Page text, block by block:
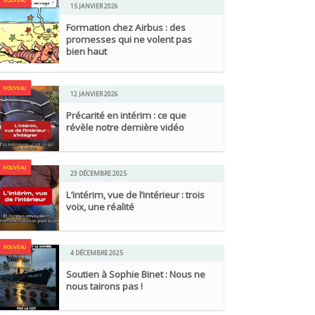
15 JANVIER 2026
Formation chez Airbus : des
promesses qui ne volent pas
bien haut
NOUVEAU
12 JANVIER 2026
Précarité en intérim : ce que
révèle notre dernière vidéo
NOUVEAU
23 DÉCEMBRE 2025
L’intérim, vue de l’intérieur : trois
voix, une réalité
NOUVEAU
4 DÉCEMBRE 2025
Soutien à Sophie Binet : Nous ne
nous tairons pas !